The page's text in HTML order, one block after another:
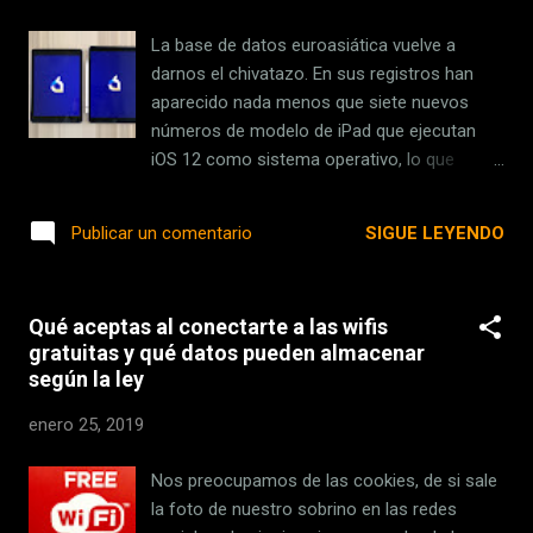
entre humanos (y con resultado irregular ). Y
entonces, en 2015, llegó 'Chappie' . Con '
Chappie ', Blomkamp retornaba a su
Johannesburgo natal y volvía a analizar la
convivencia de la Humanidad con el Otro
qué va 'Chappie'? Esta película n...
La base de datos euroasiática vuelve a
darnos el chivatazo. En sus registros han
aparecido nada menos que siete nuevos
números de modelo de iPad que ejecutan
iOS 12 como sistema operativo, lo que
generación de esas tabletas. Son
y A2152. Lo más probable es que los nuevos
iPad sean el rumoreado iPad mini 5 y un
bastante tiempo oyendo esos rumores, y la
base de datos euroasiática siempre ha sido
Publicar un comentario SIGUE LEYENDO
Qué aceptas al conectarte a las wifis
gratuitas y qué datos pueden almacenar
según la ley
enero 25, 2019
Nos preocupamos de las cookies, de si sale
la foto de nuestro sobrino en las redes